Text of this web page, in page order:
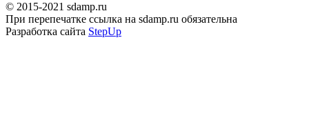
© 2015-2021 sdamp.ru
При перепечатке ссылка на sdamp.ru обязательна
Разработка сайта StepUp